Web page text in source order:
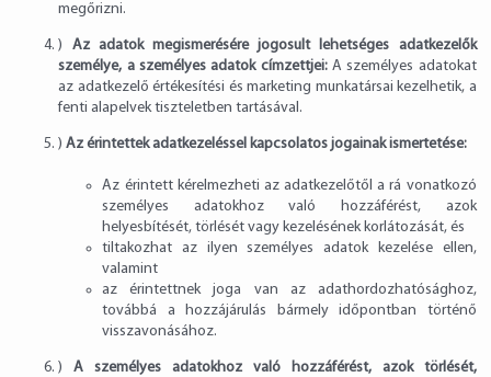
megőrizni.
) Az adatok megismerésére jogosult lehetséges adatkezelők
személye, a személyes adatok címzettjei:A személyes adatokat
az adatkezelő értékesítési és marketing munkatársai kezelhetik, a
fenti alapelvek tiszteletben tartásával.
)Az érintettek adatkezeléssel kapcsolatos jogainak ismertetése:
Az érintett kérelmezheti az adatkezelőtől a rá vonatkozó
személyes adatokhoz való hozzáférést, azok
helyesbítését, törlését vagy kezelésének korlátozását, és
tiltakozhat az ilyen személyes adatok kezelése ellen,
valamint
az érintettnek joga van az adathordozhatósághoz,
továbbá a hozzájárulás bármely időpontban történő
visszavonásához.
)A személyes adatokhoz való hozzáférést, azok törlését,